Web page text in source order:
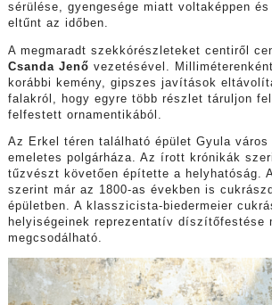
sérülése, gyengesége miatt voltaképpen
eltűnt az időben.
A megmaradt szekkórészleteket centiről
Csanda Jenő vezetésével.
korábbi kemény, gipszes javítások
falakról, hogy egyre több részlet táruljon
felfestett ornamentikából.
Az Erkel téren található épület Gyula város
emeletes polgárháza. Az írott krónikák
tűzvészt követően építette a helyhatóság.
szerint már az 1800-as években is
épületben. A klasszicista-biedermeier
helyiségeinek reprezentatív díszítőfestése
megcsodálható.